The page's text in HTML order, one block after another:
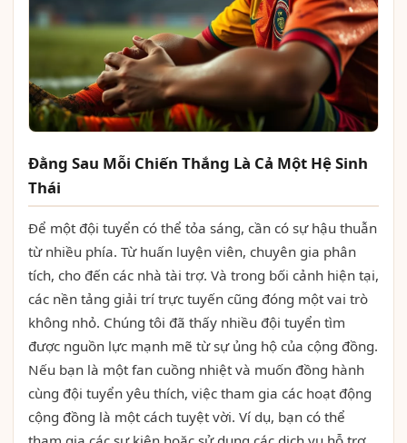
Đằng Sau Mỗi Chiến Thắng Là Cả Một Hệ Sinh
Thái
Để một đội tuyển có thể tỏa sáng, cần có sự hậu thuẫn
từ nhiều phía. Từ huấn luyện viên, chuyên gia phân
tích, cho đến các nhà tài trợ. Và trong bối cảnh hiện tại,
các nền tảng giải trí trực tuyến cũng đóng một vai trò
không nhỏ. Chúng tôi đã thấy nhiều đội tuyển tìm
được nguồn lực mạnh mẽ từ sự ủng hộ của cộng đồng.
Nếu bạn là một fan cuồng nhiệt và muốn đồng hành
cùng đội tuyển yêu thích, việc tham gia các hoạt động
cộng đồng là một cách tuyệt vời. Ví dụ, bạn có thể